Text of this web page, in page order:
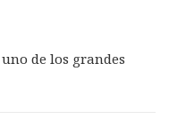
de los grandes